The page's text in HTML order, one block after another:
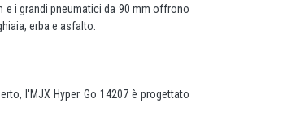
e i grandi pneumatici da 90 mm offrono
erba e asfalto.
l'MJX Hyper Go 14207 è progettato